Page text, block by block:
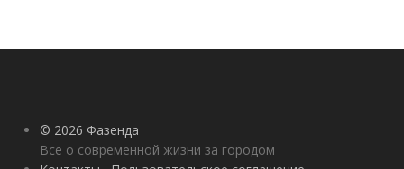
© 2026 Фазенда
Все о современной жизни за городом